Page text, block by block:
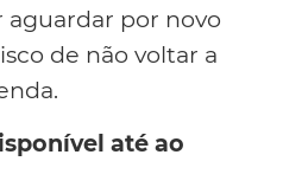
por novo
de não voltar a
até ao